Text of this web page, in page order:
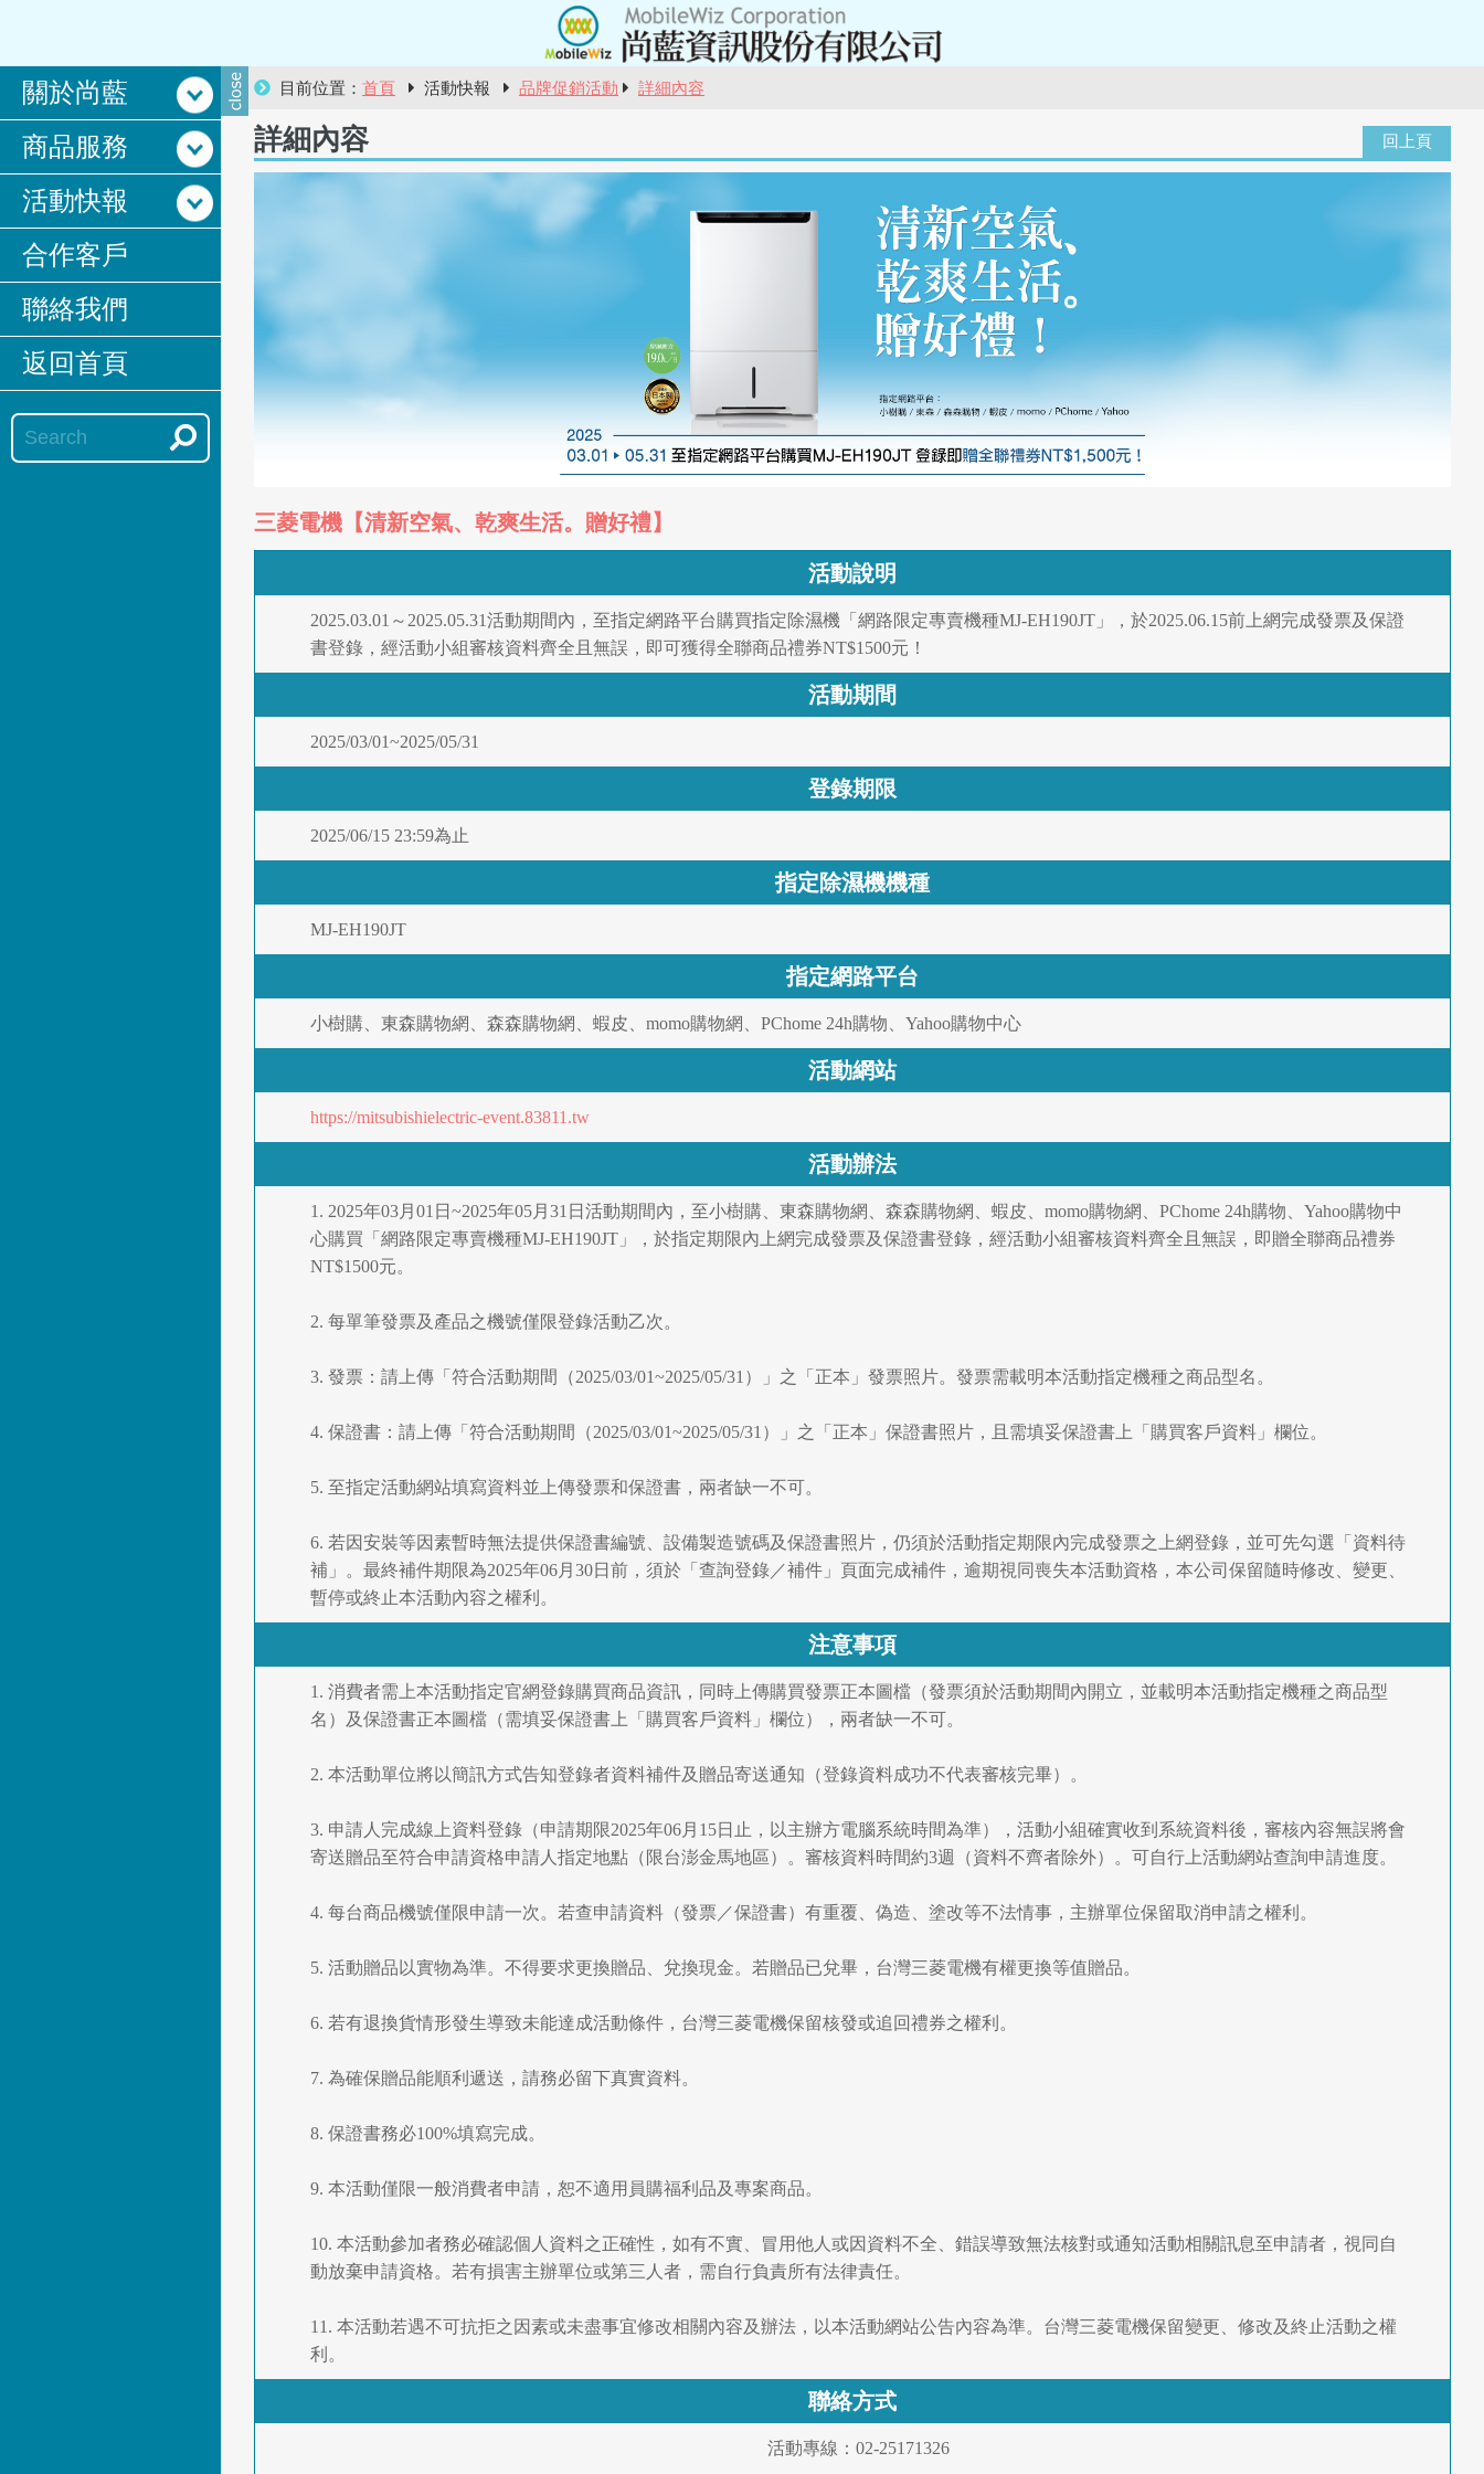
關於尚藍
商品服務
活動快報
合作客戶
聯絡我們
返回首頁
目前位置： 首頁 活動快報 品牌促銷活動 詳細內容
詳細內容
三菱電機【清新空氣、乾爽生活。贈好禮】
活動說明
2025.03.01～2025.05.31活動期間內，至指定網路平台購買指定除濕機「網路限定專賣機種MJ-EH190JT」，於2025.06.15前上網完成發票及保證
書登錄，經活動小組審核資料齊全且無誤，即可獲得全聯商品禮券NT$1500元！
活動期間
2025/03/01~2025/05/31
登錄期限
2025/06/15 23:59為止
指定除濕機機種
MJ-EH190JT
指定網路平台
小樹購、東森購物網、森森購物網、蝦皮、momo購物網、PChome 24h購物、Yahoo購物中心
活動網站
https://mitsubishielectric-event.83811.tw
活動辦法
1. 2025年03月01日~2025年05月31日活動期間內，至小樹購、東森購物網、森森購物網、蝦皮、momo購物網、PChome 24h購物、Yahoo購物中
心購買「網路限定專賣機種MJ-EH190JT」，於指定期限內上網完成發票及保證書登錄，經活動小組審核資料齊全且無誤，即贈全聯商品禮券
NT$1500元。
2. 每單筆發票及產品之機號僅限登錄活動乙次。
3. 發票：請上傳「符合活動期間（2025/03/01~2025/05/31）」之「正本」發票照片。發票需載明本活動指定機種之商品型名。
4. 保證書：請上傳「符合活動期間（2025/03/01~2025/05/31）」之「正本」保證書照片，且需填妥保證書上「購買客戶資料」欄位。
5. 至指定活動網站填寫資料並上傳發票和保證書，兩者缺一不可。
6. 若因安裝等因素暫時無法提供保證書編號、設備製造號碼及保證書照片，仍須於活動指定期限內完成發票之上網登錄，並可先勾選「資料待
補」。最終補件期限為2025年06月30日前，須於「查詢登錄／補件」頁面完成補件，逾期視同喪失本活動資格，本公司保留隨時修改、變更、
暫停或終止本活動內容之權利。
注意事項
1. 消費者需上本活動指定官網登錄購買商品資訊，同時上傳購買發票正本圖檔（發票須於活動期間內開立，並載明本活動指定機種之商品型
名）及保證書正本圖檔（需填妥保證書上「購買客戶資料」欄位），兩者缺一不可。
2. 本活動單位將以簡訊方式告知登錄者資料補件及贈品寄送通知（登錄資料成功不代表審核完畢）。
3. 申請人完成線上資料登錄（申請期限2025年06月15日止，以主辦方電腦系統時間為準），活動小組確實收到系統資料後，審核內容無誤將會
寄送贈品至符合申請資格申請人指定地點（限台澎金馬地區）。審核資料時間約3週（資料不齊者除外）。可自行上活動網站查詢申請進度。
4. 每台商品機號僅限申請一次。若查申請資料（發票／保證書）有重覆、偽造、塗改等不法情事，主辦單位保留取消申請之權利。
5. 活動贈品以實物為準。不得要求更換贈品、兌換現金。若贈品已兌畢，台灣三菱電機有權更換等值贈品。
6. 若有退換貨情形發生導致未能達成活動條件，台灣三菱電機保留核發或追回禮券之權利。
7. 為確保贈品能順利遞送，請務必留下真實資料。
8. 保證書務必100%填寫完成。
9. 本活動僅限一般消費者申請，恕不適用員購福利品及專案商品。
10. 本活動參加者務必確認個人資料之正確性，如有不實、冒用他人或因資料不全、錯誤導致無法核對或通知活動相關訊息至申請者，視同自
動放棄申請資格。若有損害主辦單位或第三人者，需自行負責所有法律責任。
11. 本活動若遇不可抗拒之因素或未盡事宜修改相關內容及辦法，以本活動網站公告內容為準。台灣三菱電機保留變更、修改及終止活動之權
利。
聯絡方式
活動專線：02-25171326